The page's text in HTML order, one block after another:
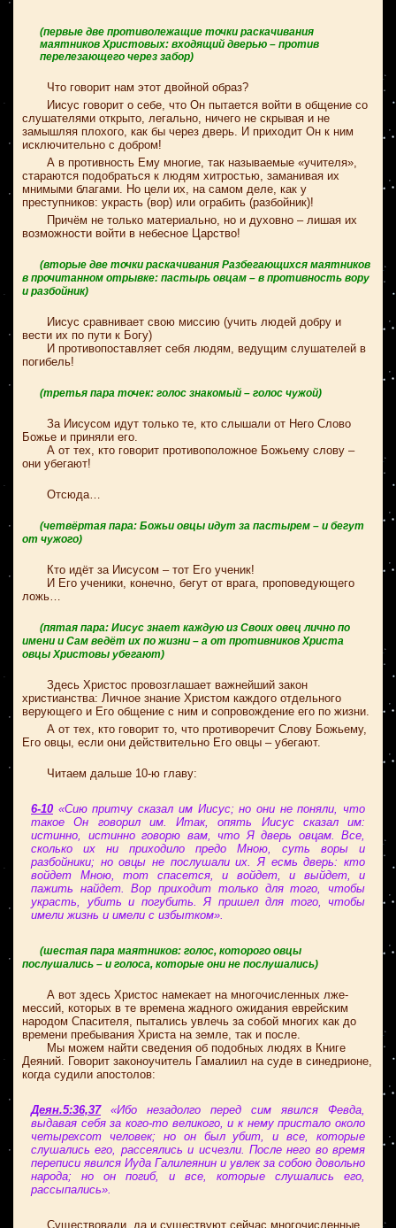
(первые две противолежащие точки раскачивания
маятников Христовых: входящий дверью – против
перелезающего через забор)
Что говорит нам этот двойной образ?
Иисус говорит о себе, что Он пытается войти в общение со
слушателями открыто, легально, ничего не скрывая и не
замышляя плохого, как бы через дверь. И приходит Он к ним
исключительно с добром!
А в противность Ему многие, так называемые «учителя»,
стараются подобраться к людям хитростью, заманивая их
мнимыми благами. Но цели их, на самом деле, как у
преступников: украсть (вор) или ограбить (разбойник)!
Причём не только материально, но и духовно – лишая их
возможности войти в небесное Царство!
(вторые две точки раскачивания Разбегающихся маятников
в прочитанном отрывке: пастырь овцам – в противность вору
и разбойник)
Иисус сравнивает свою миссию (учить людей добру и
вести их по пути к Богу)
И противопоставляет себя людям, ведущим слушателей в
погибель!
(третья пара точек: голос знакомый – голос чужой)
За Иисусом идут только те, кто слышали от Него Слово
Божье и приняли его.
А от тех, кто говорит противоположное Божьему слову –
они убегают!
Отсюда…
(четвёртая пара: Божьи овцы идут за пастырем – и бегут
от чужого)
Кто идёт за Иисусом – тот Его ученик!
И Его ученики, конечно, бегут от врага, проповедующего
ложь…
(пятая пара: Иисус знает каждую из Своих овец лично по
имени и Сам ведёт их по жизни – а от противников Христа
овцы Христовы убегают)
Здесь Христос провозглашает важнейший закон
христианства: Личное знание Христом каждого отдельного
верующего и Его общение с ним и сопровождение его по жизни.
А от тех, кто говорит то, что противоречит Слову Божьему,
Его овцы, если они действительно Его овцы – убегают.
Читаем дальше 10-ю главу:
6-10 «Сию притчу сказал им Иисус; но они не поняли, что
такое Он говорил им. Итак, опять Иисус сказал им:
истинно, истинно говорю вам, что Я дверь овцам. Все,
сколько их ни приходило предо Мною, суть воры и
разбойники; но овцы не послушали их. Я есмь дверь: кто
войдет Мною, тот спасется, и войдет, и выйдет, и
пажить найдет. Вор приходит только для того, чтобы
украсть, убить и погубить. Я пришел для того, чтобы
имели жизнь и имели с избытком».
(шестая пара маятников: голос, которого овцы
послушались – и голоса, которые они не послушались)
А вот здесь Христос намекает на многочисленных лже-
мессий, которых в те времена жадного ожидания еврейским
народом Спасителя, пытались увлечь за собой многих как до
времени пребывания Христа на земле, так и после.
Мы можем найти сведения об подобных людях в Книге
Деяний. Говорит законоучитель Гамалиил на суде в синедрионе,
когда судили апостолов:
Деян.5:36,37«Ибо незадолго перед сим явился Февда,
выдавая себя за кого-то великого, и к нему пристало около
четырехсот человек; но он был убит, и все, которые
слушались его, рассеялись и исчезли. После него во время
переписи явился Иуда Галилеянин и увлек за собою довольно
народа; но он погиб, и все, которые слушались его,
рассыпались».
Существовали, да и существуют сейчас многочисленные